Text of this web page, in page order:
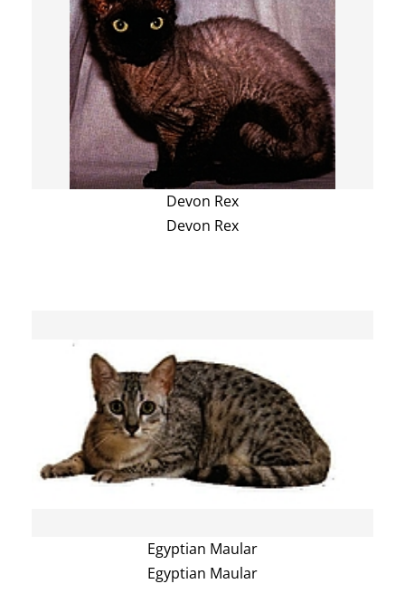
Devon Rex
Devon Rex
Egyptian Maular
Egyptian Maular